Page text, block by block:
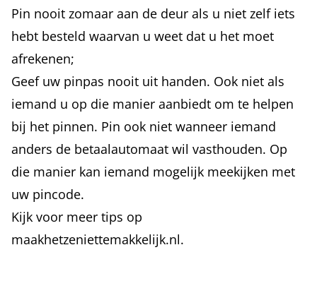
Pin nooit zomaar aan de deur als u niet zelf iets
hebt besteld waarvan u weet dat u het moet
afrekenen;
Geef uw pinpas nooit uit handen. Ook niet als
iemand u op die manier aanbiedt om te helpen
bij het pinnen. Pin ook niet wanneer iemand
anders de betaalautomaat wil vasthouden. Op
die manier kan iemand mogelijk meekijken met
uw pincode.
Kijk voor meer tips op
maakhetzeniettemakkelijk.nl.